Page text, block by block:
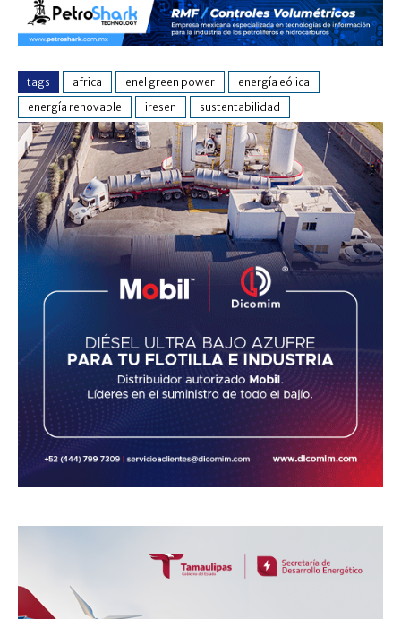
tags africa enel green power
energía eólica
energía renovable
iresen sustentabilidad